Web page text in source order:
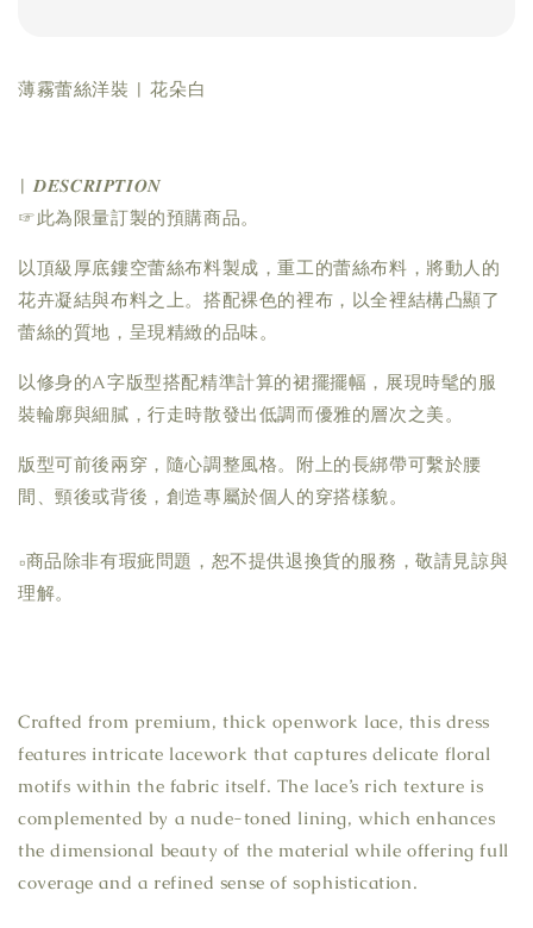
薄霧蕾絲洋裝 | 花朵白
| 𝑫𝑬𝑺𝑪𝑹𝑰𝑷𝑻𝑰𝑶𝑵
☞此為限量訂製的預購商品。
以頂級厚底鏤空蕾絲布料製成，重工的蕾絲布料，將動人的
花卉凝結與布料之上。搭配裸色的裡布，以全裡結構凸顯了
蕾絲的質地，呈現精緻的品味。
以修身的A字版型搭配精準計算的裙擺擺幅，展現時髦的服
裝輪廓與細膩，行走時散發出低調而優雅的層次之美。
版型可前後兩穿，隨心調整風格。附上的長綁帶可繫於腰
間、頸後或背後，創造專屬於個人的穿搭樣貌。
▫商品除非有瑕疵問題，恕不提供退換貨的服務，敬請見諒與
理解。
Crafted from premium, thick openwork lace, this dress
features intricate lacework that captures delicate floral
motifs within the fabric itself. The lace’s rich texture is
complemented by a nude-toned lining, which enhances
the dimensional beauty of the material while offering full
coverage and a refined sense of sophistication.